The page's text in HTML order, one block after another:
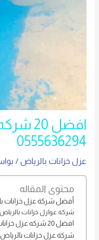
افضل
0555636294
عزل خزانات بالرياض /
محتوى المقاله
أفضل شركة عزل خزانات
شركة عوازل خزانات بالرياض
افضل 20 شركه عزل خزانات بالرياض 0555636294
شركة عزل خزانات بالرياض